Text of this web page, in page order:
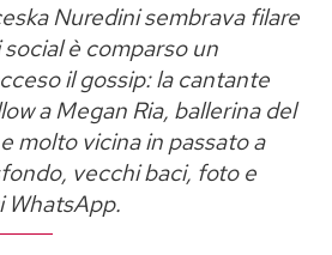
Nuredini sembrava filare
è comparso un
il gossip: la cantante
a Megan Ria, ballerina del
molto vicina in passato a
vecchi baci, foto e
WhatsApp.